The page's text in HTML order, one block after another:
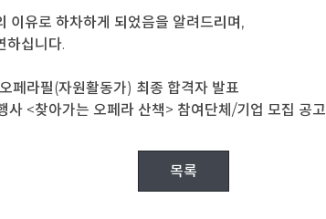
이유로 하차하게 되었음을 알려드리며,
하십니다.
페라필(자원활동가) 최종 합격자 발표
<찾아가는 오페라 산책> 참여단체/기업 모집 공고
목록